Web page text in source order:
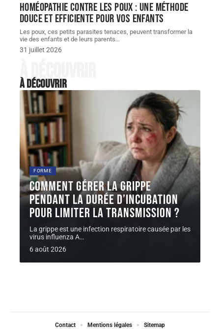
Homéopathie contre les poux : une méthode
douce et efficiente pour vos enfants
Les poux, ces petits parasites tenaces, peuvent transformer la
vie des enfants et de leurs parents…
31 juillet 2026
À découvrir
À découvrir
FORME
Comment gérer la grippe
pendant la durée d’incubation
pour limiter la transmission ?
La grippe est une infection respiratoire causée par les
virus influenza A…
6 août 2026
Contact Mentions légales Sitemap